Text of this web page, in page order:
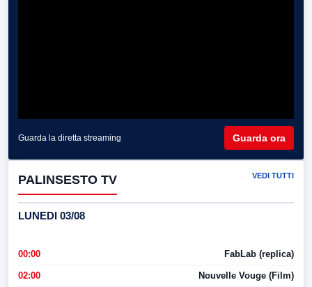
Guarda la diretta streaming Guarda ora
PALINSESTO TV VEDI TUTTI
LUNEDI 03/08
00:00 FabLab (replica)
02:00 Nouvelle Vouge (Film)